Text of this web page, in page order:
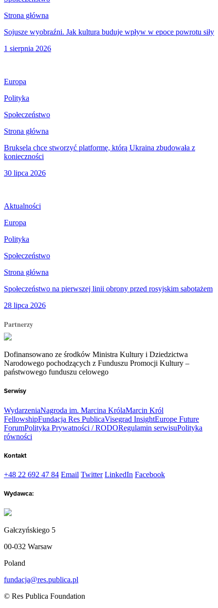
Strona główna
Sojusze wyobraźni. Jak kultura buduje wpływ w epoce powrotu siły
1 sierpnia 2026
Europa
Polityka
Społeczeństwo
Strona główna
Bruksela chce stworzyć platformę, którą Ukraina zbudowała z
konieczności
30 lipca 2026
Aktualności
Europa
Polityka
Społeczeństwo
Strona główna
Społeczeństwo na pierwszej linii obrony przed rosyjskim sabotażem
28 lipca 2026
Partnerzy
Dofinansowano ze środków Ministra Kultury i Dziedzictwa
Narodowego pochodzących z Funduszu Promocji Kultury –
państwowego funduszu celowego
Serwisy
WydarzeniaNagroda im. Marcina KrólaMarcin Król
FellowshipFundacja Res PublicaVisegrad InsightEurope Future
ForumPolityka Prywatności / RODORegulamin serwisuPolityka
równości
Kontakt
+48 22 692 47 84 Email Twitter LinkedIn Facebook
Wydawca:
Gałczyńskiego 5
00-032 Warsaw
Poland
fundacja@res.publica.pl
© Res Publica Foundation